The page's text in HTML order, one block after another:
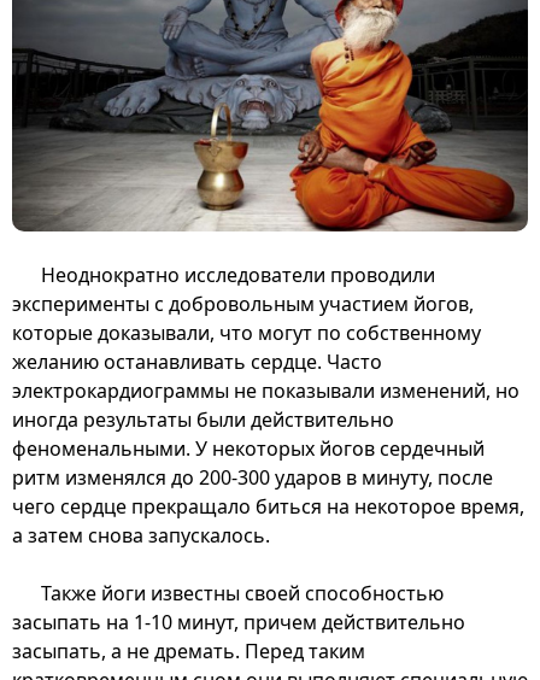
Неоднократно исследователи проводили
эксперименты с добровольным участием йогов,
которые доказывали, что могут по собственному
желанию останавливать сердце. Часто
электрокардиограммы не показывали изменений, но
иногда результаты были действительно
феноменальными. У некоторых йогов сердечный
ритм изменялся до 200-300 ударов в минуту, после
чего сердце прекращало биться на некоторое время,
а затем снова запускалось.
Также йоги известны своей способностью
засыпать на 1-10 минут, причем действительно
засыпать, а не дремать. Перед таким